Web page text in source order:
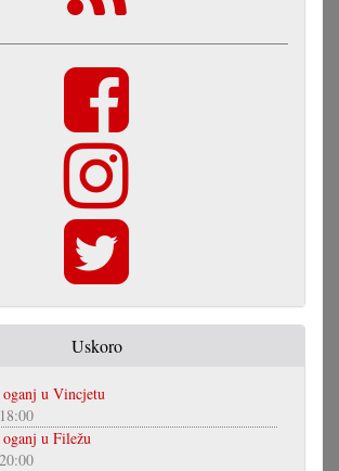
Uskoro
u Vincjetu
u Filežu